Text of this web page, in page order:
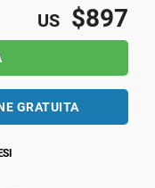
US $897
GRATUITA